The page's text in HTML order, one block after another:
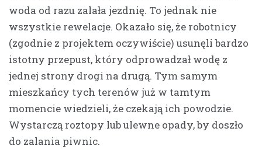
woda od razu zalała jezdnię. To jednak nie
wszystkie rewelacje. Okazało się, że robotnicy
(zgodnie z projektem oczywiście) usunęli bardzo
istotny przepust, który odprowadzał wodę z
jednej strony drogi na drugą. Tym samym
mieszkańcy tych terenów już w tamtym
momencie wiedzieli, że czekają ich powodzie.
Wystarczą roztopy lub ulewne opady, by doszło
do zalania piwnic.